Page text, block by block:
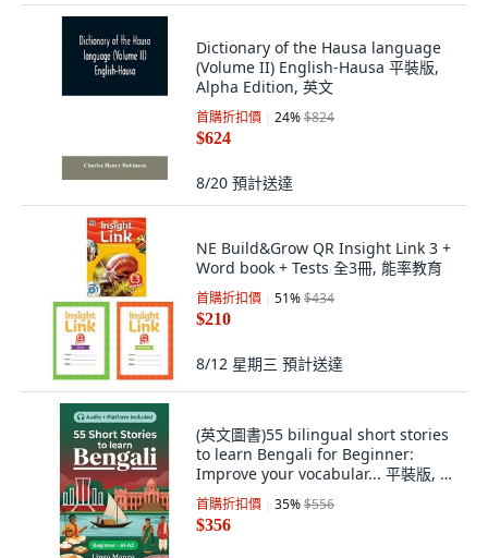
Dictionary of the Hausa language
(Volume II) English-Hausa 平裝版,
Alpha Edition, 英文
首購折扣價 24%$824
$624
8/20 預計送達
NE Build&Grow QR Insight Link 3 +
Word book + Tests 全3冊, 能率教育
首購折扣價 51%$434
$210
8/12 星期三 預計送達
(英文圖書)55 bilingual short stories
to learn Bengali for Beginner:
Improve your vocabular... 平裝版, 英
文, Independently Published
首購折扣價 35%$556
$356